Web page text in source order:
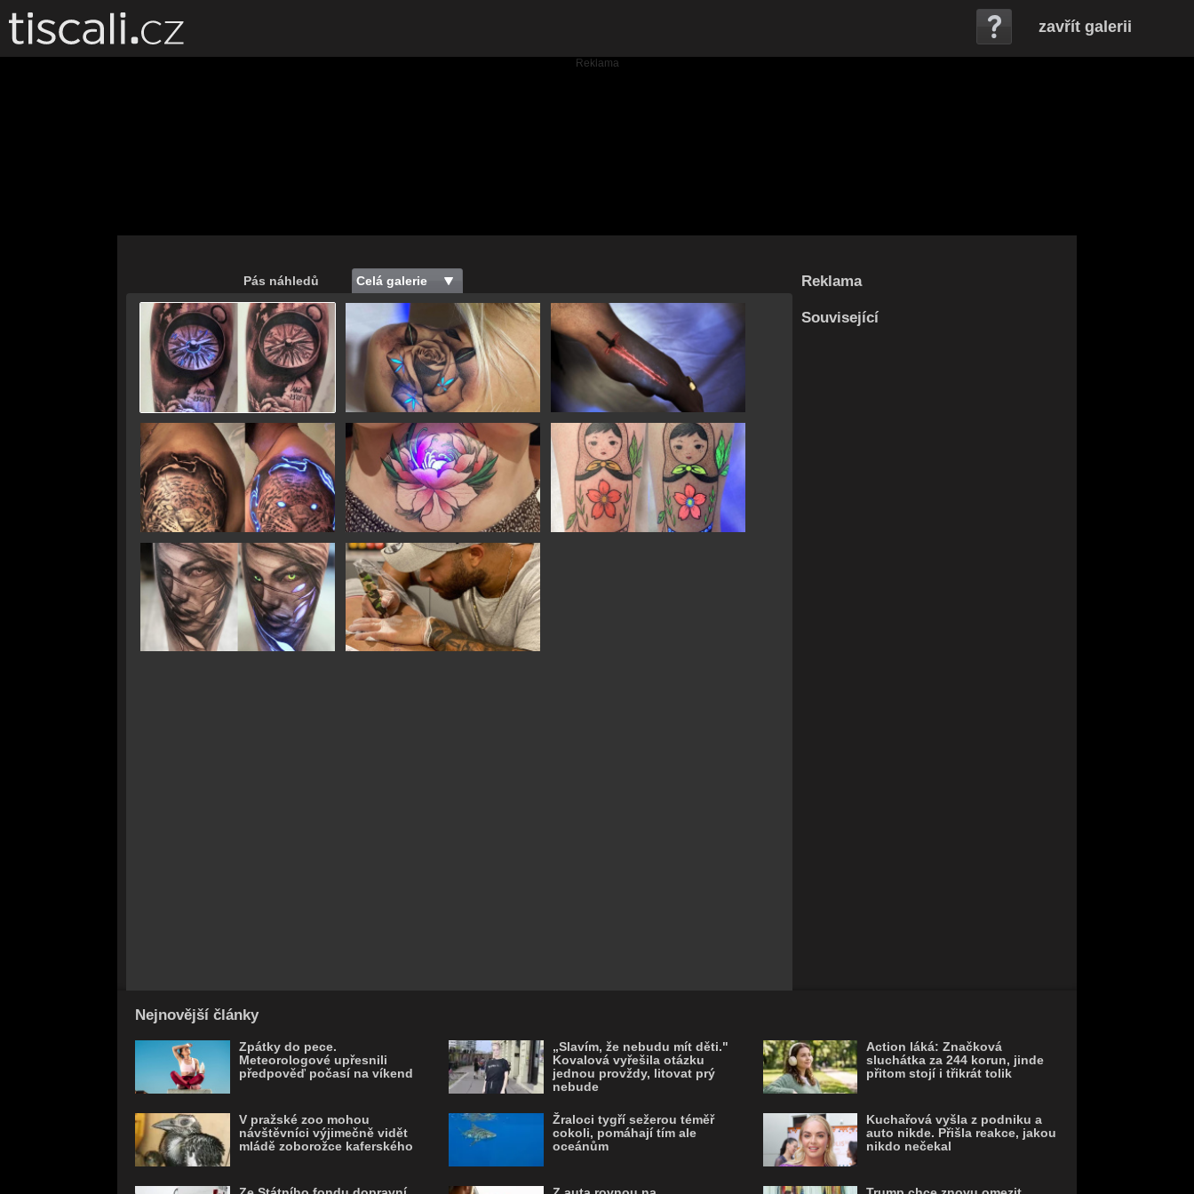
zavřít galerii
Pás náhledů Celá galerie
Save
Reklama
Související
Nejnovější články
Zpátky do pece.
Meteorologové upřesnili
předpověď počasí na víkend
V pražské zoo mohou
návštěvníci výjimečně vidět
mládě zoborožce kaferského
„Slavím, že nebudu mít děti."
Kovalová vyřešila otázku
jednou provždy, litovat prý
nebude
Žraloci tygří sežerou téměř
cokoli, pomáhají tím ale
oceánům
Action láká: Značková
sluchátka za 244 korun, jinde
přitom stojí i třikrát tolik
Kuchařová vyšla z podniku a
auto nikde. Přišla reakce, jakou
nikdo nečekal